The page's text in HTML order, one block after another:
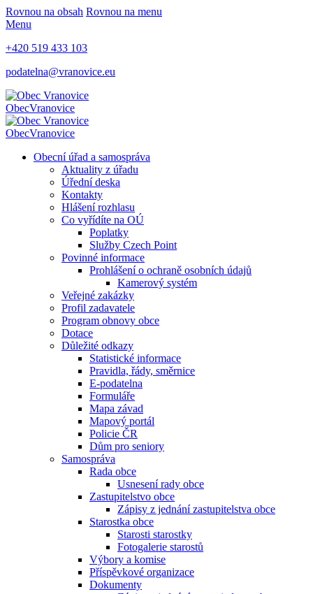
Rovnou na obsah Rovnou na menu
Menu
+420 519 433 103
podatelna@vranovice.eu
ObecVranovice
ObecVranovice
Obecní úřad a samospráva
Aktuality z úřadu
Úřední deska
Kontakty
Hlášení rozhlasu
Co vyřídíte na OÚ
Poplatky
Služby Czech Point
Povinné informace
Prohlášení o ochraně osobních údajů
Kamerový systém
Veřejné zakázky
Profil zadavatele
Program obnovy obce
Dotace
Důležité odkazy
Statistické informace
Pravidla, řády, směrnice
E-podatelna
Formuláře
Mapa závad
Mapový portál
Policie ČR
Dům pro seniory
Samospráva
Rada obce
Usnesení rady obce
Zastupitelstvo obce
Zápisy z jednání zastupitelstva obce
Starostka obce
Starosti starostky
Fotogalerie starostů
Výbory a komise
Příspěvkové organizace
Dokumenty